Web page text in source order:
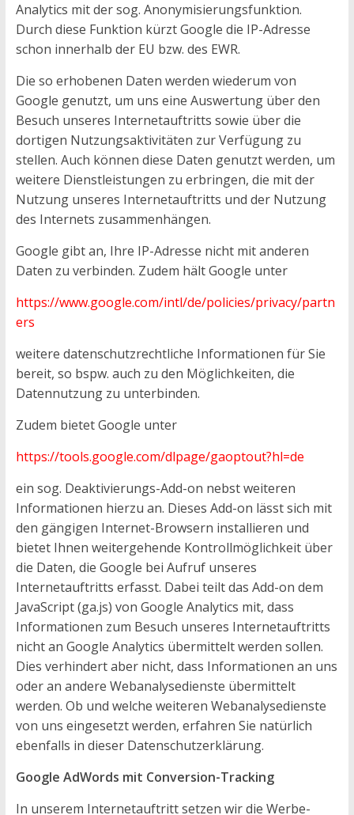
Analytics mit der sog. Anonymisierungsfunktion.
Durch diese Funktion kürzt Google die IP-Adresse
schon innerhalb der EU bzw. des EWR.
Die so erhobenen Daten werden wiederum von
Google genutzt, um uns eine Auswertung über den
Besuch unseres Internetauftritts sowie über die
dortigen Nutzungsaktivitäten zur Verfügung zu
stellen. Auch können diese Daten genutzt werden, um
weitere Dienstleistungen zu erbringen, die mit der
Nutzung unseres Internetauftritts und der Nutzung
des Internets zusammenhängen.
Google gibt an, Ihre IP-Adresse nicht mit anderen
Daten zu verbinden. Zudem hält Google unter
https://www.google.com/intl/de/policies/privacy/partn
ers
weitere datenschutzrechtliche Informationen für Sie
bereit, so bspw. auch zu den Möglichkeiten, die
Datennutzung zu unterbinden.
Zudem bietet Google unter
https://tools.google.com/dlpage/gaoptout?hl=de
ein sog. Deaktivierungs-Add-on nebst weiteren
Informationen hierzu an. Dieses Add-on lässt sich mit
den gängigen Internet-Browsern installieren und
bietet Ihnen weitergehende Kontrollmöglichkeit über
die Daten, die Google bei Aufruf unseres
Internetauftritts erfasst. Dabei teilt das Add-on dem
JavaScript (ga.js) von Google Analytics mit, dass
Informationen zum Besuch unseres Internetauftritts
nicht an Google Analytics übermittelt werden sollen.
Dies verhindert aber nicht, dass Informationen an uns
oder an andere Webanalysedienste übermittelt
werden. Ob und welche weiteren Webanalysedienste
von uns eingesetzt werden, erfahren Sie natürlich
ebenfalls in dieser Datenschutzerklärung.
Google AdWords mit Conversion-Tracking
In unserem Internetauftritt setzen wir die Werbe-